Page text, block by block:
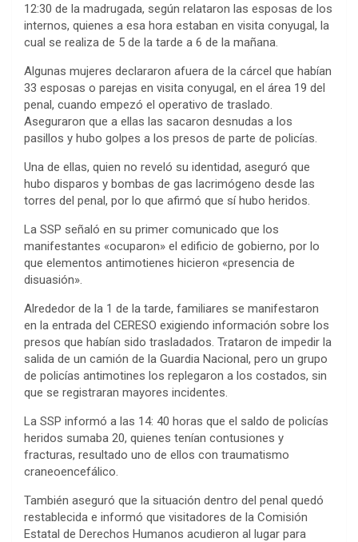
12:30 de la madrugada, según relataron las esposas de los
internos, quienes a esa hora estaban en visita conyugal, la
cual se realiza de 5 de la tarde a 6 de la mañana.
Algunas mujeres declararon afuera de la cárcel que habían
33 esposas o parejas en visita conyugal, en el área 19 del
penal, cuando empezó el operativo de traslado.
Aseguraron que a ellas las sacaron desnudas a los
pasillos y hubo golpes a los presos de parte de policías.
Una de ellas, quien no reveló su identidad, aseguró que
hubo disparos y bombas de gas lacrimógeno desde las
torres del penal, por lo que afirmó que sí hubo heridos.
La SSP señaló en su primer comunicado que los
manifestantes «ocuparon» el edificio de gobierno, por lo
que elementos antimotienes hicieron «presencia de
disuasión».
Alrededor de la 1 de la tarde, familiares se manifestaron
en la entrada del CERESO exigiendo información sobre los
presos que habían sido trasladados. Trataron de impedir la
salida de un camión de la Guardia Nacional, pero un grupo
de policías antimotines los replegaron a los costados, sin
que se registraran mayores incidentes.
La SSP informó a las 14: 40 horas que el saldo de policías
heridos sumaba 20, quienes tenían contusiones y
fracturas, resultado uno de ellos con traumatismo
craneoencefálico.
También aseguró que la situación dentro del penal quedó
restablecida e informó que visitadores de la Comisión
Estatal de Derechos Humanos acudieron al lugar para